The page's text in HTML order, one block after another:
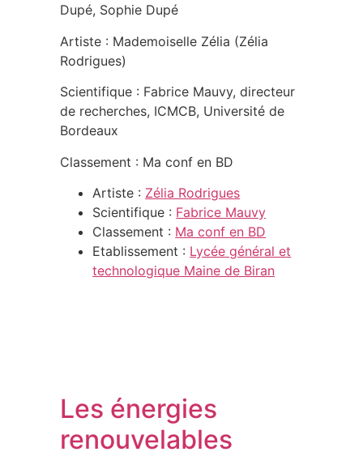
Dupé, Sophie Dupé
Artiste : Mademoiselle Zélia (Zélia
Rodrigues)
Scientifique : Fabrice Mauvy, directeur
de recherches, ICMCB, Université de
Bordeaux
Classement : Ma conf en BD
Artiste : Zélia Rodrigues
Scientifique : Fabrice Mauvy
Classement : Ma conf en BD
Etablissement : Lycée général et
technologique Maine de Biran
Les énergies
renouvelables